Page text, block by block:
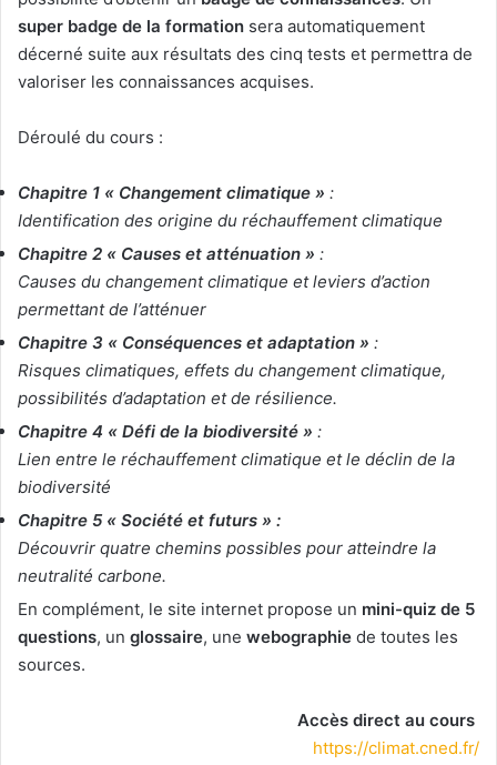
super badge de la formation sera automatiquement
décerné suite aux résultats des cinq tests et permettra de
valoriser les connaissances acquises.
Déroulé du cours :
Chapitre 1 « Changement climatique » :
Identification des origine du réchauffement climatique
Chapitre 2 « Causes et atténuation » :
Causes du changement climatique et leviers d’action
permettant de l’atténuer
Chapitre 3 « Conséquences et adaptation » :
Risques climatiques, effets du changement climatique,
possibilités d’adaptation et de résilience.
Chapitre 4 « Défi de la biodiversité » :
Lien entre le réchauffement climatique et le déclin de la
biodiversité
Chapitre 5 « Société et futurs » :
Découvrir quatre chemins possibles pour atteindre la
neutralité carbone.
En complément, le site internet propose un mini-quiz de 5
questions, un glossaire, une webographie de toutes les
sources.
Accès direct au cours
https://climat.cned.fr/